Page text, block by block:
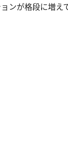
ンが格段に増え